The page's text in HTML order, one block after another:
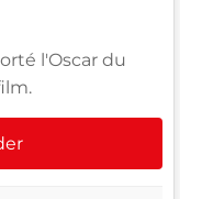
l'Oscar du